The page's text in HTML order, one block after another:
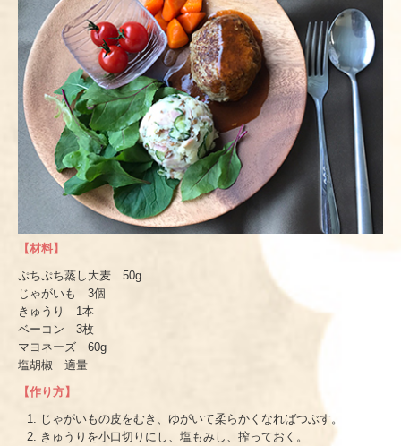
【材料】
ぷちぷち蒸し大麦 50g
じゃがいも 3個
きゅうり 1本
ベーコン 3枚
マヨネーズ 60g
塩胡椒 適量
【作り方】
じゃがいもの皮をむき、ゆがいて柔らかくなればつぶす。
きゅうりを小口切りにし、塩もみし、搾っておく。